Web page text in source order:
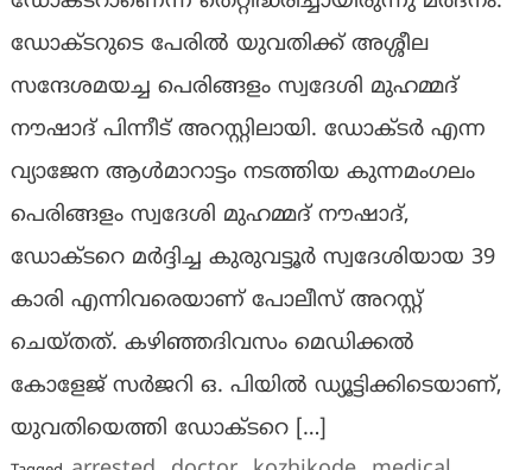
ഡോക്ടറുടെ പേരിൽ യുവതിക്ക് അശ്ശീല
സന്ദേശമയച്ച പെരിങ്ങളം സ്വദേശി മുഹമ്മദ്
നൗഷാദ് പിന്നീട് അറസ്റ്റിലായി. ഡോക്ടർ എന്ന
വ്യാജേന ആൾമാറാട്ടം നടത്തിയ കുന്നമംഗലം
പെരിങ്ങളം സ്വദേശി മുഹമ്മദ് നൗഷാദ്,
ഡോക്ടറെ മർദ്ദിച്ച കുരുവട്ടൂർ സ്വദേശിയായ 39
കാരി എന്നിവരെയാണ് പോലീസ് അറസ്റ്റ്
ചെയ്തത്. കഴിഞ്ഞദിവസം മെഡിക്കൽ
കോളേജ് സർജറി ഒ. പിയിൽ ഡ്യൂട്ടിക്കിടെയാണ്,
യുവതിയെത്തി ഡോക്ടറെ […]